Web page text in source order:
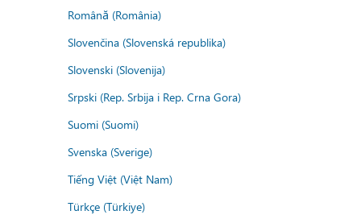
Română (România)
Slovenčina (Slovenská republika)
Slovenski (Slovenija)
Srpski (Rep. Srbija i Rep. Crna Gora)
Suomi (Suomi)
Svenska (Sverige)
Tiếng Việt (Việt Nam)
Türkçe (Türkiye)